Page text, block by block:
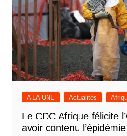
A LA UNE Actualités
Le CDC Afrique félicite
avoir contenu l’épidémie